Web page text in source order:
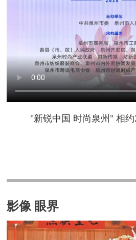
"新锐中国 时尚泉州" 相约
影像 眼界